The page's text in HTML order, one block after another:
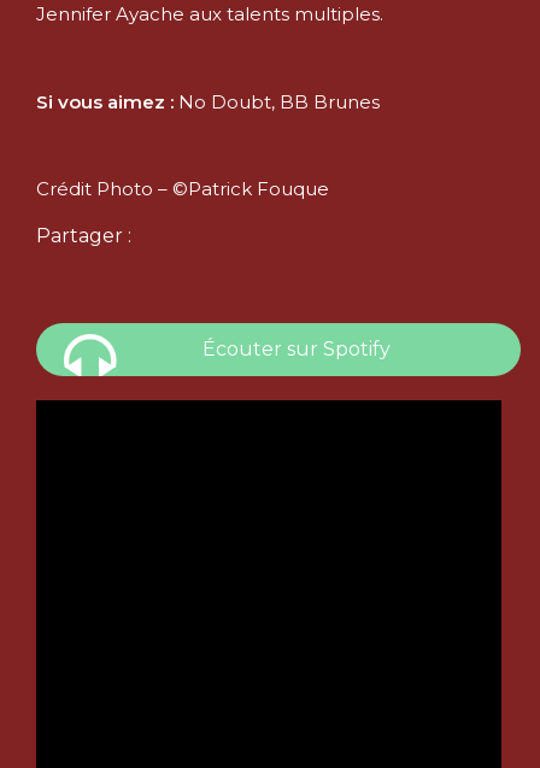
Jennifer Ayache aux talents multiples.
Si vous aimez : No Doubt, BB Brunes
Crédit Photo – ©Patrick Fouque
Partager :
Écouter sur Spotify